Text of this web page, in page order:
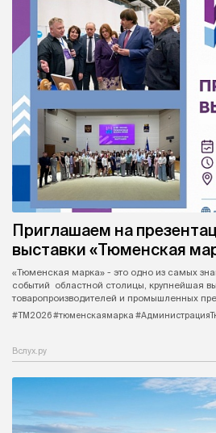
Приглашаем на
выставки «Тюменская
«Тюменская марка» - это одно из самых
событий областной столицы, крупнейшая
товаропроизводителей и промышленных
#ТМ2026 #тюменскаямарка
Вслух.ру